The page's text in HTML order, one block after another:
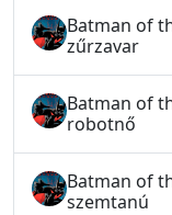
Batman of
zűrzavar
Batman of
robotnő
Batman of
szemtanú